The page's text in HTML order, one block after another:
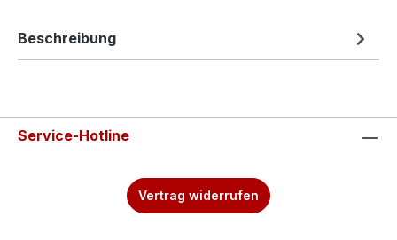
Beschreibung
Service-Hotline
Vertrag widerrufen